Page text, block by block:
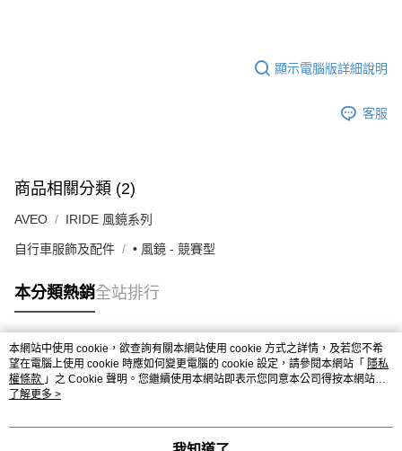
顯示電腦版詳細說明
客服
商品相關分類 (2)
AVEO IRIDE 風鏡系列
自行車服飾及配件 • 風鏡 - 競賽型
本分類熱銷全站排行
熱門標籤
本網站中使用 cookie，欲查詢有關本網站使用 cookie 方式之詳情，及若您不希
望在電腦上使用 cookie 時應如何變更電腦的 cookie 設定，請參閱本網站「 隱私
權條款 」之 Cookie 聲明。您繼續使用本網站即表示您同意本公司得按本網站使
用條款之 Cookie 聲明使用 cookie。
了解更多 >